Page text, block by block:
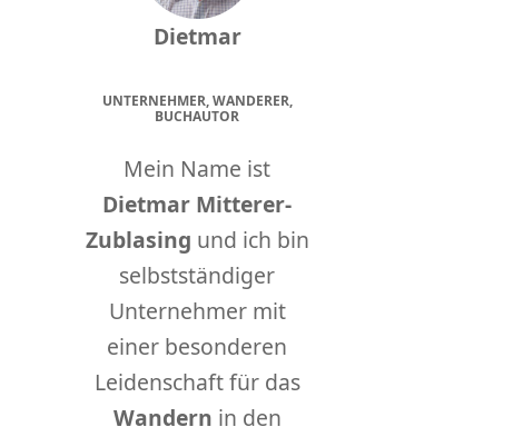
Dietmar
UNTERNEHMER, WANDERER,
BUCHAUTOR
Mein Name ist
Dietmar Mitterer-
Zublasing und ich bin
selbstständiger
Unternehmer mit
einer besonderen
Leidenschaft für das
Wandern in den